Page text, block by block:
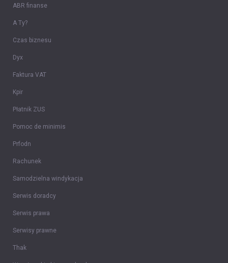
ABR finanse
A Ty?
Czas biznesu
Dyx
Faktura VAT
Kpir
Płatnik ZUS
Pomoc de minimis
Prfodn
Rachunek
Samodzielna windykacja
Serwis doradcy
Serwis prawa
Serwisy prawne
Thak